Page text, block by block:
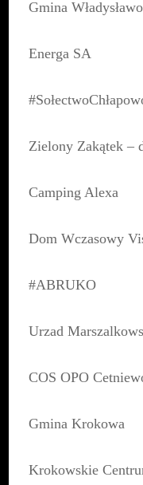
Gmina
Energa SA
Zielony Zakątek –
Camping Alexa
Dom Wczasowy
#ABRUKO
Urzad
COS OPO
Gmina Krokowa
Krokowskie